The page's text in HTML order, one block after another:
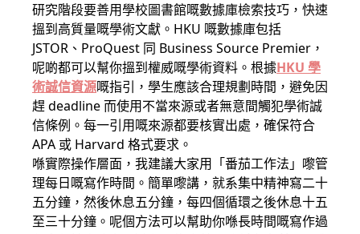
研究階段要善用學校圖書館嘅數據庫檢索技巧，快速
搵到高質量嘅學術文獻。HKU 嘅數據庫包括
JSTOR、ProQuest 同 Business Source Premier，
呢啲都可以幫你搵到權威嘅學術資料。根據HKU 學
術誠信資源嘅指引，學生應該合理規劃時間，避免因
趕 deadline 而使用不當來源或者無意間觸犯學術誠
信條例。每一引用嘅來源都要核實出處，確保符合
APA 或 Harvard 格式要求。
喺實際操作層面，我建議大家用「番茄工作法」嚟管
理每日嘅寫作時間。簡單嚟講，就系集中精神寫二十
五分鐘，然後休息五分鐘，每四個循環之後休息十五
至三十分鐘。呢個方法可以幫助你喺長時間嘅寫作過